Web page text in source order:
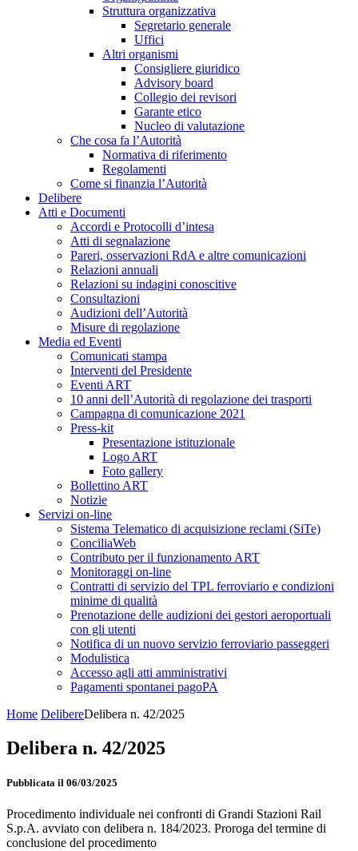
Struttura organizzativa
Segretario generale
Uffici
Altri organismi
Consigliere giuridico
Advisory board
Collegio dei revisori
Garante etico
Nucleo di valutazione
Che cosa fa l’Autorità
Normativa di riferimento
Regolamenti
Come si finanzia l’Autorità
Delibere
Atti e Documenti
Accordi e Protocolli d’intesa
Atti di segnalazione
Pareri, osservazioni RdA e altre comunicazioni
Relazioni annuali
Relazioni su indagini conoscitive
Consultazioni
Audizioni dell’Autorità
Misure di regolazione
Media ed Eventi
Comunicati stampa
Interventi del Presidente
Eventi ART
10 anni dell’Autorità di regolazione dei trasporti
Campagna di comunicazione 2021
Press-kit
Presentazione istituzionale
Logo ART
Foto gallery
Bollettino ART
Notizie
Servizi on-line
Sistema Telematico di acquisizione reclami (SiTe)
ConciliaWeb
Contributo per il funzionamento ART
Monitoraggi on-line
Contratti di servizio del TPL ferroviario e condizioni
minime di qualità
Prenotazione delle audizioni dei gestori aeroportuali
con gli utenti
Notifica di un nuovo servizio ferroviario passeggeri
Modulistica
Accesso agli atti amministrativi
Pagamenti spontanei pagoPA
Home DelibereDelibera n. 42/2025
Delibera n. 42/2025
Pubblicata il 06/03/2025
Procedimento individuale nei confronti di Grandi Stazioni Rail
S.p.A. avviato con delibera n. 184/2023. Proroga del termine di
conclusione del procedimento